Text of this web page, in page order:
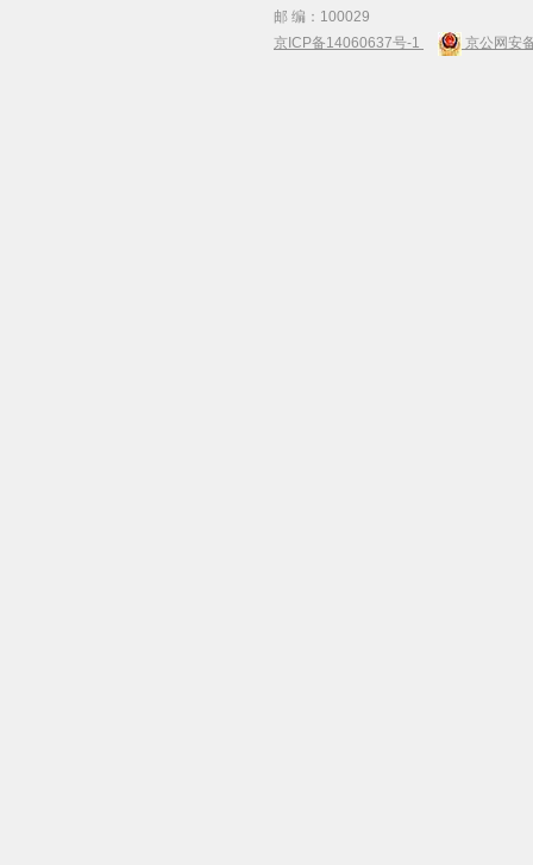
邮 编：100029
京ICP备14060637号-1
京公网安